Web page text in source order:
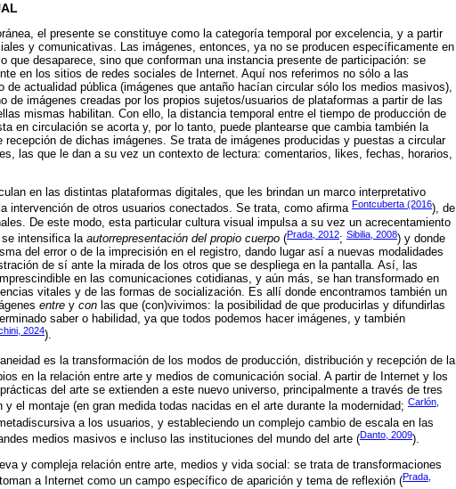
el presente se constituye como la categoría temporal por excelencia, y a partir
y comunicativas. Las imágenes, entonces, ya no se producen específicamente en
que desaparece, sino que conforman una instancia presente de participación: se
en los sitios de redes sociales de Internet. Aquí nos referimos no sólo a las
actualidad pública (imágenes que antaño hacían circular sólo los medios masivos),
de imágenes creadas por los propios sujetos/usuarios de plataformas a partir de las
mismas habilitan. Con ello, la distancia temporal entre el tiempo de producción de
en circulación se acorta y, por lo tanto, puede plantearse que cambia también la
de dichas imágenes. Se trata de imágenes producidas y puestas a circular
las que le dan a su vez un contexto de lectura: comentarios, likes, fechas, horarios,
en las distintas plataformas digitales, que les brindan un marco interpretativo
intervención de otros usuarios conectados. Se trata, como afirma Fontcuberta (2016), de
De este modo, esta particular cultura visual impulsa a su vez un acrecentamiento
se intensifica laautorrepresentación del propio cuerpo (Prada, 2012; Sibilia, 2008) y donde
del error o de la imprecisión en el registro, dando lugar así a nuevas modalidades
de sí ante la mirada de los otros que se despliega en la pantalla. Así, las
en las comunicaciones cotidianas, y aún más, se han transformado en
vitales y de las formas de socialización. Es allí donde encontramos también un
entre y con las que (con)vivimos: la posibilidad de que producirlas y difundirlas
saber o habilidad, ya que todos podemos hacer imágenes, y también
2024).
es la transformación de los modos de producción, distribución y recepción de la
en la relación entre arte y medios de comunicación social. A partir de Internet y los
del arte se extienden a este nuevo universo, principalmente a través de tres
el montaje (en gran medida todas nacidas en el arte durante la modernidad; Carlón,
a los usuarios, y estableciendo un complejo cambio de escala en las
medios masivos e incluso las instituciones del mundo del arte (Danto, 2009).
y compleja relación entre arte, medios y vida social: se trata de transformaciones
a Internet como un campo específico de aparición y tema de reflexión (Prada,